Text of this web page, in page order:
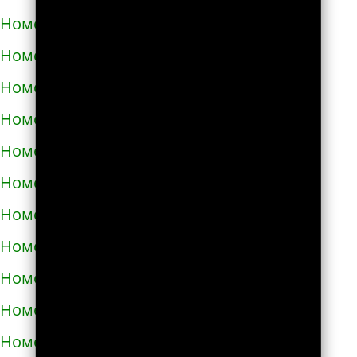
Номера телефонов такси в Яворове
Номера телефонов такси в Яготине
Номера телефонов такси в Абазе
Номера телефонов такси в Абакане
Номера телефонов такси в Абдулино
Номера телефонов такси в Абинске
Номера телефонов такси в Агидели
Номера телефонов такси в Агинском
Номера телефонов такси в Агрызе
Номера телефонов такси в Адыгейске
Номера телефонов такси в Азнакаево